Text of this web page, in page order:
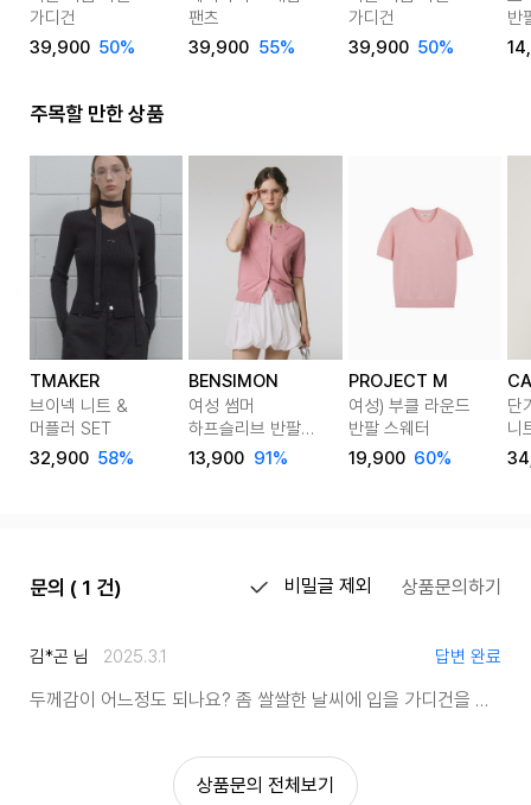
가디건
39,900 50%
팬츠
39,900 55%
가디건
39,900 50%
반
주목할 만한 상품
TMAKER
브이넥 니트 &
머플러 SET
32,900 58%
BENSIMON
여성 썸머
하프슬리브 반팔
가디건 5종 택1
13,900 91%
PROJECT M
여성) 부클 라운드
반팔 스웨터
19,900 60%
단
니
문의 ( 1 건) 비밀글 제외 상품문의하기
김*곤 님 2025.3.1 답변 완료
두께감이 어느정도 되나요? 좀 쌀쌀한 날씨에 입을 가디건을 찾는데 적당한가요?
상품문의 전체보기